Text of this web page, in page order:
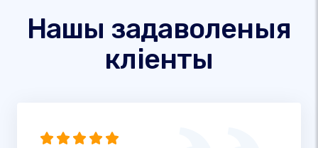
Нашы задаволеныя
кліенты